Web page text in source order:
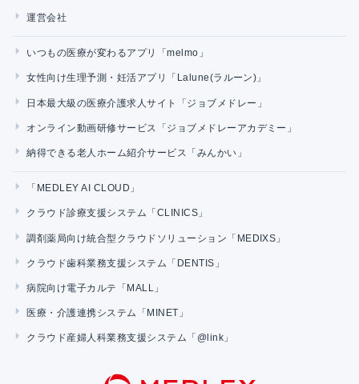
運営会社
いつもの医療が変わるアプリ「melmo」
女性向け生理予測・妊活アプリ「Lalune(ラルーン)」
日本最大級の医療介護求人サイト「ジョブメドレー」
オンライン動画研修サービス「ジョブメドレーアカデミー」
納得できる老人ホーム紹介サービス「みんかい」
「MEDLEY AI CLOUD」
クラウド診療支援システム「CLINICS」
調剤薬局向け統合型クラウドソリューション「MEDIXS」
クラウド歯科業務支援システム「DENTIS」
病院向け電子カルテ「MALL」
医療・介護連携システム「MINET」
クラウド産婦人科業務支援システム「@link」